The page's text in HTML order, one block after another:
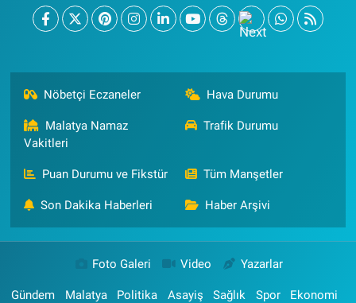
Nöbetçi Eczaneler Hava Durumu
Malatya Namaz
Vakitleri
Trafik Durumu
Puan Durumu ve Fikstür Tüm Manşetler
Son Dakika Haberleri Haber Arşivi
Foto Galeri Video Yazarlar
Gündem Malatya Politika Asayiş Sağlık Spor
Ekonomi